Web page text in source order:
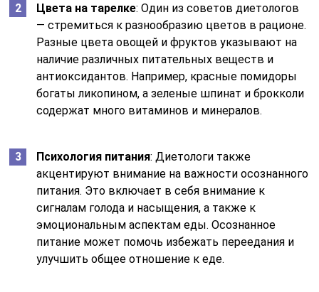
Цвета на тарелке: Один из советов диетологов
— стремиться к разнообразию цветов в рационе.
Разные цвета овощей и фруктов указывают на
наличие различных питательных веществ и
антиоксидантов. Например, красные помидоры
богаты ликопином, а зеленые шпинат и брокколи
содержат много витаминов и минералов.
Психология питания: Диетологи также
акцентируют внимание на важности осознанного
питания. Это включает в себя внимание к
сигналам голода и насыщения, а также к
эмоциональным аспектам еды. Осознанное
питание может помочь избежать переедания и
улучшить общее отношение к еде.